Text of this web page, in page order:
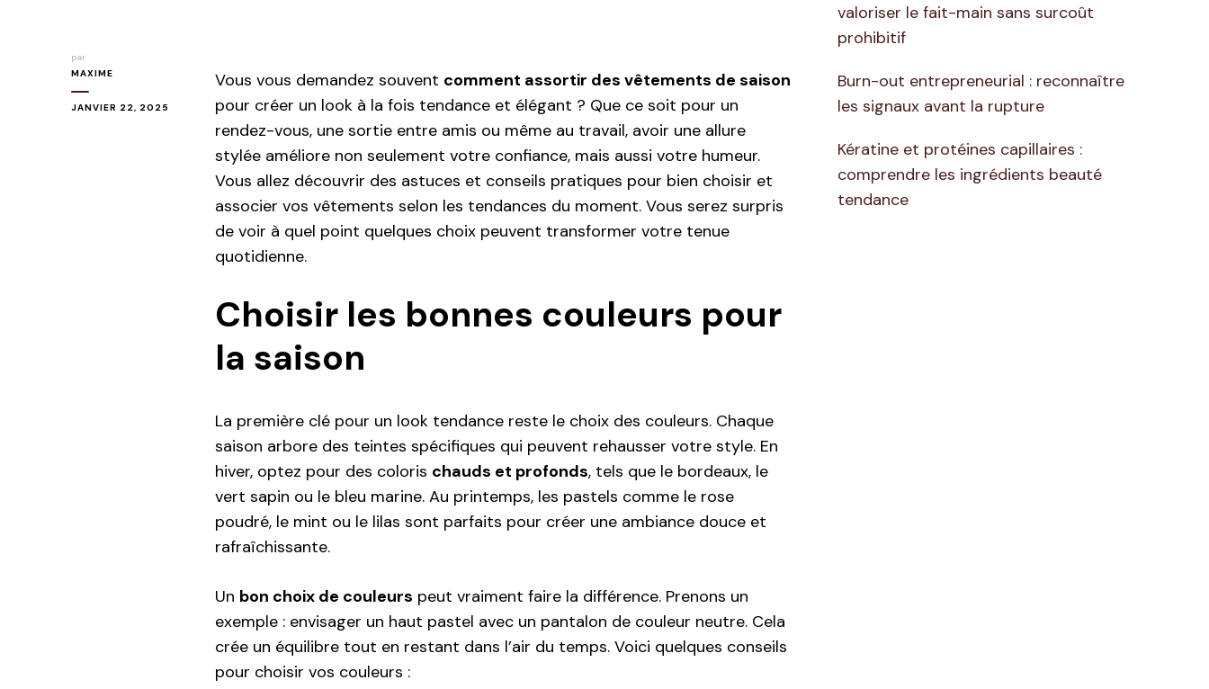
par
MAXIME
JANVIER 22, 2025
Vous vous demandez souvent comment assortir des vêtements de saison
pour créer un look à la fois tendance et élégant ? Que ce soit pour un
rendez-vous, une sortie entre amis ou même au travail, avoir une allure
stylée améliore non seulement votre confiance, mais aussi votre humeur.
Vous allez découvrir des astuces et conseils pratiques pour bien choisir et
associer vos vêtements selon les tendances du moment. Vous serez surpris
de voir à quel point quelques choix peuvent transformer votre tenue
quotidienne.
Choisir les bonnes couleurs pour
la saison
La première clé pour un look tendance reste le choix des couleurs. Chaque
saison arbore des teintes spécifiques qui peuvent rehausser votre style. En
hiver, optez pour des coloris chauds et profonds, tels que le bordeaux, le
vert sapin ou le bleu marine. Au printemps, les pastels comme le rose
poudré, le mint ou le lilas sont parfaits pour créer une ambiance douce et
rafraîchissante.
Un bon choix de couleurs peut vraiment faire la différence. Prenons un
exemple : envisager un haut pastel avec un pantalon de couleur neutre. Cela
crée un équilibre tout en restant dans l’air du temps. Voici quelques conseils
pour choisir vos couleurs :
valoriser le fait-main sans surcoût
prohibitif
Burn-out entrepreneurial : reconnaître
les signaux avant la rupture
Kératine et protéines capillaires :
comprendre les ingrédients beauté
tendance